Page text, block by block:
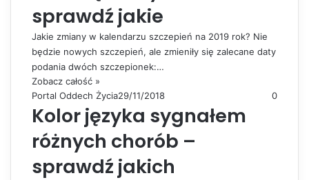
sprawdź jakie
Jakie zmiany w kalendarzu szczepień na 2019 rok? Nie
będzie nowych szczepień, ale zmieniły się zalecane daty
podania dwóch szczepionek:…
Zobacz całość »
Portal Oddech Życia29/11/2018 0
Kolor języka sygnałem
różnych chorób –
sprawdź jakich